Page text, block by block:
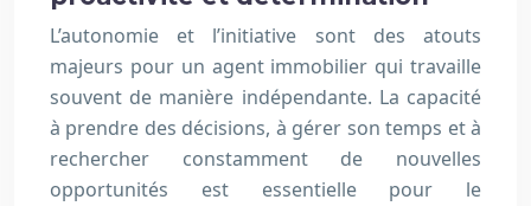
L’autonomie et l’initiative sont des atouts
majeurs pour un agent immobilier qui travaille
souvent de manière indépendante. La capacité
à prendre des décisions, à gérer son temps et à
rechercher constamment de nouvelles
opportunités est essentielle pour le